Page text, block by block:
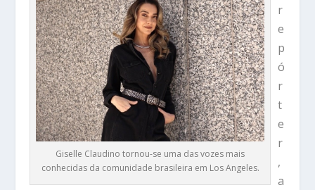
Giselle Claudino tornou-se uma das vozes mais
conhecidas da comunidade brasileira em Los Angeles.
r
e
p
ó
r
t
e
r
,
a